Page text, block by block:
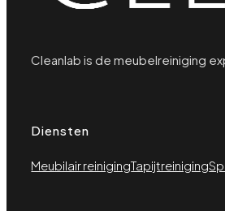
Cleanlab is de meubelreiniging
Diensten
Meubilair reinigingTapijtreiniging